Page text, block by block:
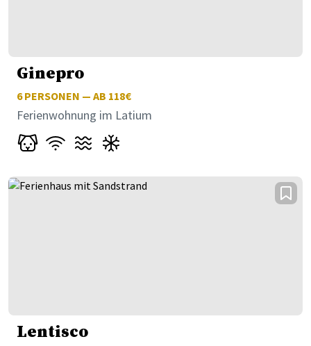
Ginepro
6PERSONEN — AB 118€
Ferienwohnung im Latium
Lentisco